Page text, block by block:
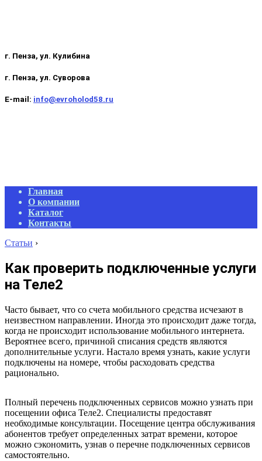
г. Пенза, ул. Кулибина
г. Пенза, ул. Суворова
E-mail: info@evroholod58.ru
Primary
Navigation
Menu
Главная
О компании
Каталог
Контакты
Статьи ›
Как проверить подключенные услуги
на Теле2
Часто бывает, что со счета мобильного средства исчезают в
неизвестном направлении. Иногда это происходит даже тогда,
когда не происходит использование мобильного интернета.
Вероятнее всего, причиной списания средств являются
дополнительные услуги. Настало время узнать, какие услуги
подключены на номере, чтобы расходовать средства
рационально.
Полный перечень подключенных сервисов можно узнать при
посещении офиса Теле2. Специалисты предоставят
необходимые консультации. Посещение центра обслуживания
абонентов требует определенных затрат времени, которое
можно сэкономить, узнав о перечне подключенных сервисов
самостоятельно.